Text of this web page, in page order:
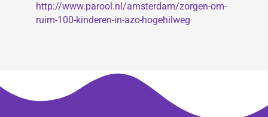
http://www.parool.nl/amsterdam/zorgen-om-
ruim-100-kinderen-in-azc-hogehilweg